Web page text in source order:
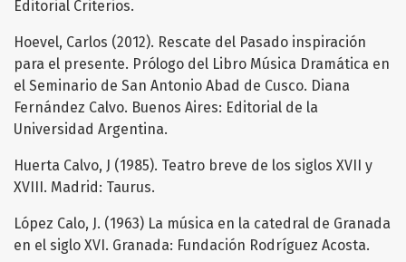
Editorial Criterios.
Hoevel, Carlos (2012). Rescate del Pasado inspiración
para el presente. Prólogo del Libro Música Dramática en
el Seminario de San Antonio Abad de Cusco. Diana
Fernández Calvo. Buenos Aires: Editorial de la
Universidad Argentina.
Huerta Calvo, J (1985). Teatro breve de los siglos XVII y
XVIII. Madrid: Taurus.
López Calo, J. (1963) La música en la catedral de Granada
en el siglo XVI. Granada: Fundación Rodríguez Acosta.